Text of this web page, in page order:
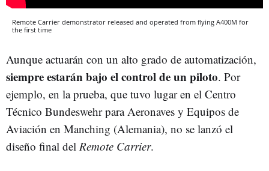
Remote Carrier demonstrator released and operated from flying A400M for
the first time
Aunque actuarán con un alto grado de automatización,
siempre estarán bajo el control de un piloto. Por
ejemplo, en la prueba, que tuvo lugar en el Centro
Técnico Bundeswehr para Aeronaves y Equipos de
Aviación en Manching (Alemania), no se lanzó el
diseño final del Remote Carrier.